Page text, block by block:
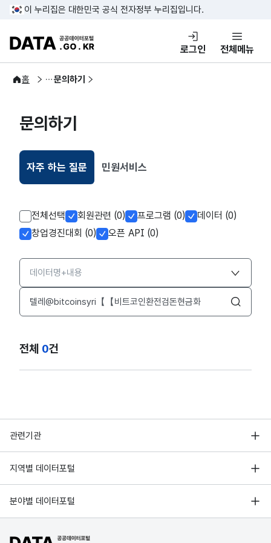
콘텐츠 바로가기
푸터 바로가기
이 누리집은 대한민국 공식 전자정부 누리집입니다.
DATA.GO.KR 공공데이터포털
로그인 전체메뉴
홈
이용안내 문의하기
문의하기
자주 하는 질문
선택됨
민원서비스
전체선택 회원관련 (0) 프로그램 (0)
데이터 (0)
창업경진대회 (0)
오픈 API (0)
검색옵션
검색어 입력창
검색
전체 0건
관련기관
행정안전부
한국지능정보사회진흥원
국가정보자원관리원
지역별 데이터포털
서울 열린데이터광장
경기데이터드림
D-데이터허브
분야별 데이터포털
기상자료개방포털
국토교통부 공간정보오픈플랫폼
공공데이터포털 바로가기